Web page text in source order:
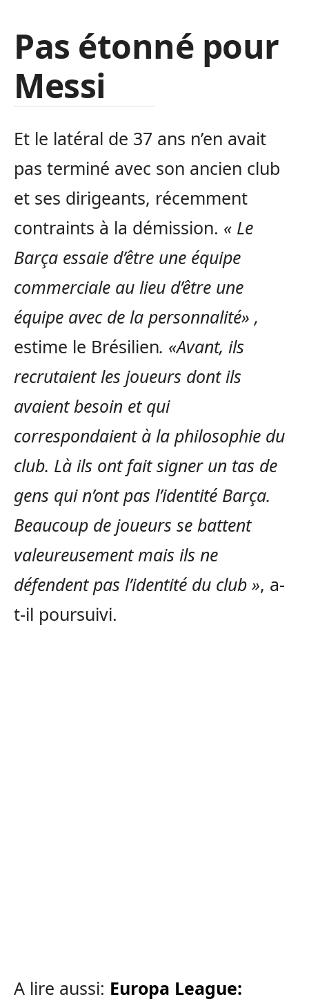
Pas étonné pour
Messi
Et le latéral de 37 ans n’en avait
pas terminé avec son ancien club
et ses dirigeants, récemment
contraints à la démission. « Le
Barça essaie d’être une équipe
commerciale au lieu d’être une
équipe avec de la personnalité» ,
estime le Brésilien. «Avant, ils
recrutaient les joueurs dont ils
avaient besoin et qui
correspondaient à la philosophie du
club. Là ils ont fait signer un tas de
gens qui n’ont pas l’identité Barça.
Beaucoup de joueurs se battent
valeureusement mais ils ne
défendent pas l’identité du club », a-
t-il poursuivi.
A lire aussi: Europa League: